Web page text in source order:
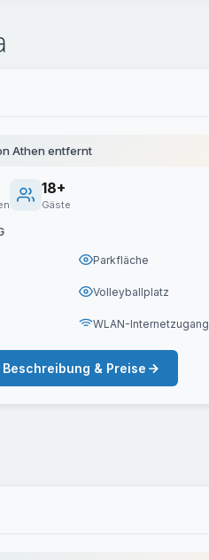
Athen entfernt
18+
Gäste
Parkfläche
Volleyballplatz
WLAN-Internetzugang
Beschreibung & Preise